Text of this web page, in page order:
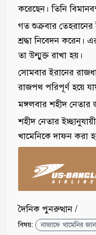
করেছেন। তিনি
গত শুক্রবার তেহরানের
শ্রদ্ধা নিবেদন করেন।
তা উন্মুক্ত রাখা হয়।
সোমবার ইরানের
রাজপথ পরিপূর্ণ হয়ে
মঙ্গলবার শহীদ
শহীদ নেতার
খামেনিকে দাফন করা
দৈনিক পুনরুত্থান /
বিষয়: নাজাফে খামেনির